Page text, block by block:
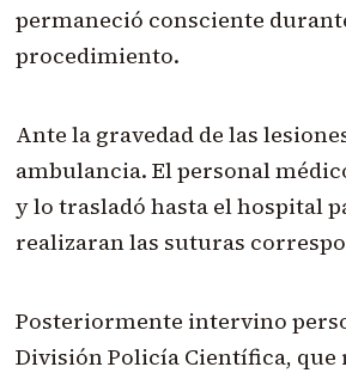
permaneció consciente
procedimiento.
Ante la gravedad de las
ambulancia. El personal
y lo trasladó hasta el hospital
realizaran las suturas
Posteriormente intervino
División Policía Científica, que